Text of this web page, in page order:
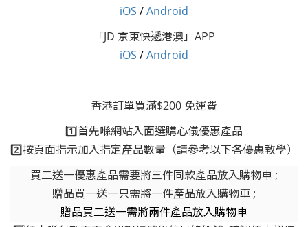
iOS /Android
「JD 京東快遞港澳」APP
iOS /Android
香港訂單買滿$200 免運費
1️⃣首先喺網站入面選購心儀優惠產品
2️⃣按頁面指示加入指定產品數量（請參考以下各優惠教學）
買二送一優惠產品需要將三件同款產品放入購物車 ;
贈品買一送一只需將一件產品放入購物車 ;
贈品買二送一需將兩件產品放入購物車